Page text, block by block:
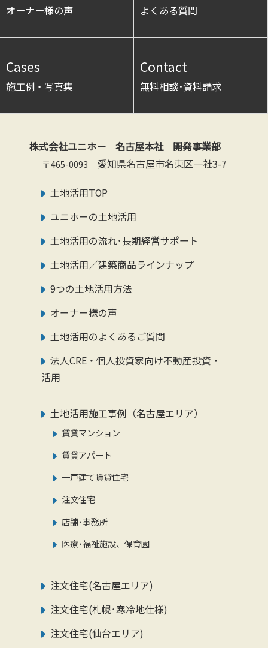
オーナー様の声 よくある質問
Cases
施工例・写真集
Contact
無料相談･資料請求
株式会社ユニホー 名古屋本社 開発事業部
〒465-0093 愛知県名古屋市名東区一社3-7
土地活用TOP
ユニホーの土地活用
土地活用の流れ･長期経営サポート
土地活用／建築商品ラインナップ
9つの土地活用方法
オーナー様の声
土地活用のよくあるご質問
法人CRE・個人投資家向け不動産投資・
活用
土地活用施工事例（名古屋エリア）
賃貸マンション
賃貸アパート
一戸建て賃貸住宅
注文住宅
店舗･事務所
医療･福祉施設、保育園
注文住宅(名古屋エリア)
注文住宅(札幌･寒冷地仕様)
注文住宅(仙台エリア)